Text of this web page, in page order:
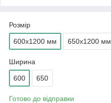
Розмір
600х1200 мм 650х1200 мм
Ширина
600 650
Готово до відправки